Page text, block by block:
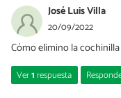
José Luis Villa
20/09/2022
Cómo elimino la
Ver1respuesta